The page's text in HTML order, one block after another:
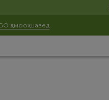
ҳамроҳ шавед